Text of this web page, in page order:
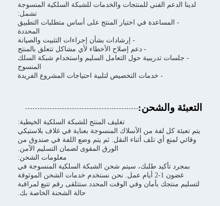
لدينا الدعم الفني للمنتجات والخدمات للشبكة السلكية المنسوجة
تشمل:
- المساعدة في اختيار المنتج على أساس متطلبات التطبيق
المحددة
- إرشادات بشأن إجراءات التثبيت والصيانة
- دعم إصلاح الأخطاء لأي مشاكل تتعلق بالمنتج
- جلسات تدريبية حول التعامل السليم واستخدام شبكة السلك
المنسوج
- خدمات التخصيص لتلبية احتياجات المشروع الفريدة
التعبئة والشحن:
تغليف المنتج للشبكة السلكية الخيطية:
يتم تعبئة كل لفة من الأسلاك المنسوجة بعناية في غلاف بلاستيكي
وقائي لمنع أي تلف أثناء النقل. ثم يتم وضع اللفة في صندوق من
الورق المقوى لضمان التسليم الآمن.
معلومات الشحن:
بمجرد تأكيد طلبك، سيتم شحن الشبكة السلكية المنسوجة في
غضون 1-2 أيام عمل. نحن نستخدم خدمات الشحن الموثوقة
لتسليم منتجك بأمان وفي الوقت المحدد.ستتلقى رقم تتبع لمراقبة
حالة الشحنة الخاصة بك.